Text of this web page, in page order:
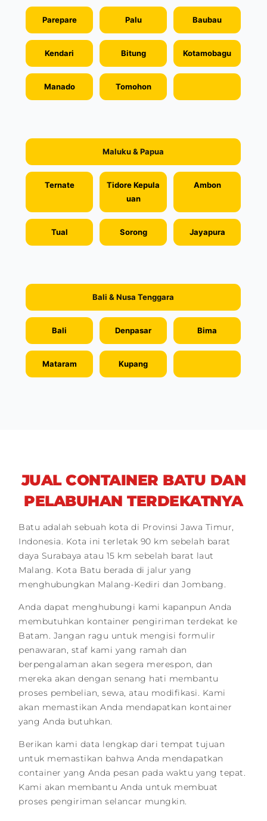
Parepare Palu Baubau
Kendari Bitung Kotamobagu
Manado Tomohon
Maluku & Papua
Ternate
Tidore Kepula
uan
Ambon
Tual Sorong Jayapura
Bali & Nusa Tenggara
Bali Denpasar Bima
Mataram Kupang
JUAL CONTAINER BATU DAN
PELABUHAN TERDEKATNYA
Batu adalah sebuah kota di Provinsi Jawa Timur,
Indonesia. Kota ini terletak 90 km sebelah barat
daya Surabaya atau 15 km sebelah barat laut
Malang. Kota Batu berada di jalur yang
menghubungkan Malang-Kediri dan Jombang.
Anda dapat menghubungi kami kapanpun Anda
membutuhkan kontainer pengiriman terdekat ke
Batam. Jangan ragu untuk mengisi formulir
penawaran, staf kami yang ramah dan
berpengalaman akan segera merespon, dan
mereka akan dengan senang hati membantu
proses pembelian, sewa, atau modifikasi. Kami
akan memastikan Anda mendapatkan kontainer
yang Anda butuhkan.
Berikan kami data lengkap dari tempat tujuan
untuk memastikan bahwa Anda mendapatkan
container yang Anda pesan pada waktu yang tepat.
Kami akan membantu Anda untuk membuat
proses pengiriman selancar mungkin.